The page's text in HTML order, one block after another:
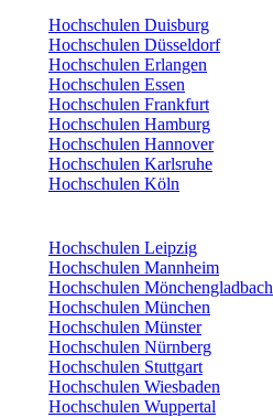
Hochschulen Duisburg
Hochschulen Düsseldorf
Hochschulen Erlangen
Hochschulen Essen
Hochschulen Frankfurt
Hochschulen Hamburg
Hochschulen Hannover
Hochschulen Karlsruhe
Hochschulen Köln
Hochschulen Leipzig
Hochschulen Mannheim
Hochschulen Mönchengladbach
Hochschulen München
Hochschulen Münster
Hochschulen Nürnberg
Hochschulen Stuttgart
Hochschulen Wiesbaden
Hochschulen Wuppertal